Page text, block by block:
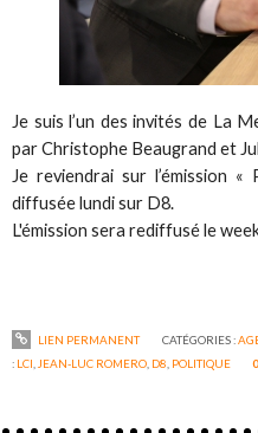
Je suis l’un des invités de La
par Christophe Beaugrand et
Je reviendrai sur l’émission
diffusée lundi sur D8.
L'émission sera rediffusé le
LIEN PERMANENT CATÉGORIES :
: LCI JEAN-LUC ROMERO D8 POLITIQUE 0